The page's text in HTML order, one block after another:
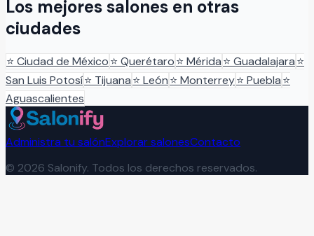
Los mejores salones en otras
ciudades
⭐ Ciudad de México⭐ Querétaro⭐ Mérida⭐ Guadalajara⭐
San Luis Potosí⭐ Tijuana⭐ León⭐ Monterrey⭐ Puebla⭐
Aguascalientes
Administra tu salónExplorar salonesContacto
© 2026 Salonify. Todos los derechos reservados.